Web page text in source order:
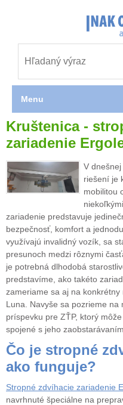
Kruštenica -
zariadenie
V
riešení je
mobilitou
zariadenie predstavuje
bezpečnosť, komfort a
využívajú invalidný vozík, sa
presunoch medzi rôznymi
je potrebná dlhodobá
predstavíme, ako takéto
zameriame sa aj na
Luna. Navyše sa pozrieme
príspevku pre ZŤP, ktorý
spojené s jeho zaobstarávaním.
Čo je stropné
ako funguje?
Stropné zdvíhacie zariadenie
navrhnuté špeciálne na
Menu